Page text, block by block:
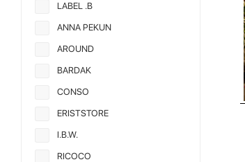
LABEL .B
ANNA PEKUN
AROUND
BARDAK
CONSO
ERISTSTORE
I.B.W.
RICOCO